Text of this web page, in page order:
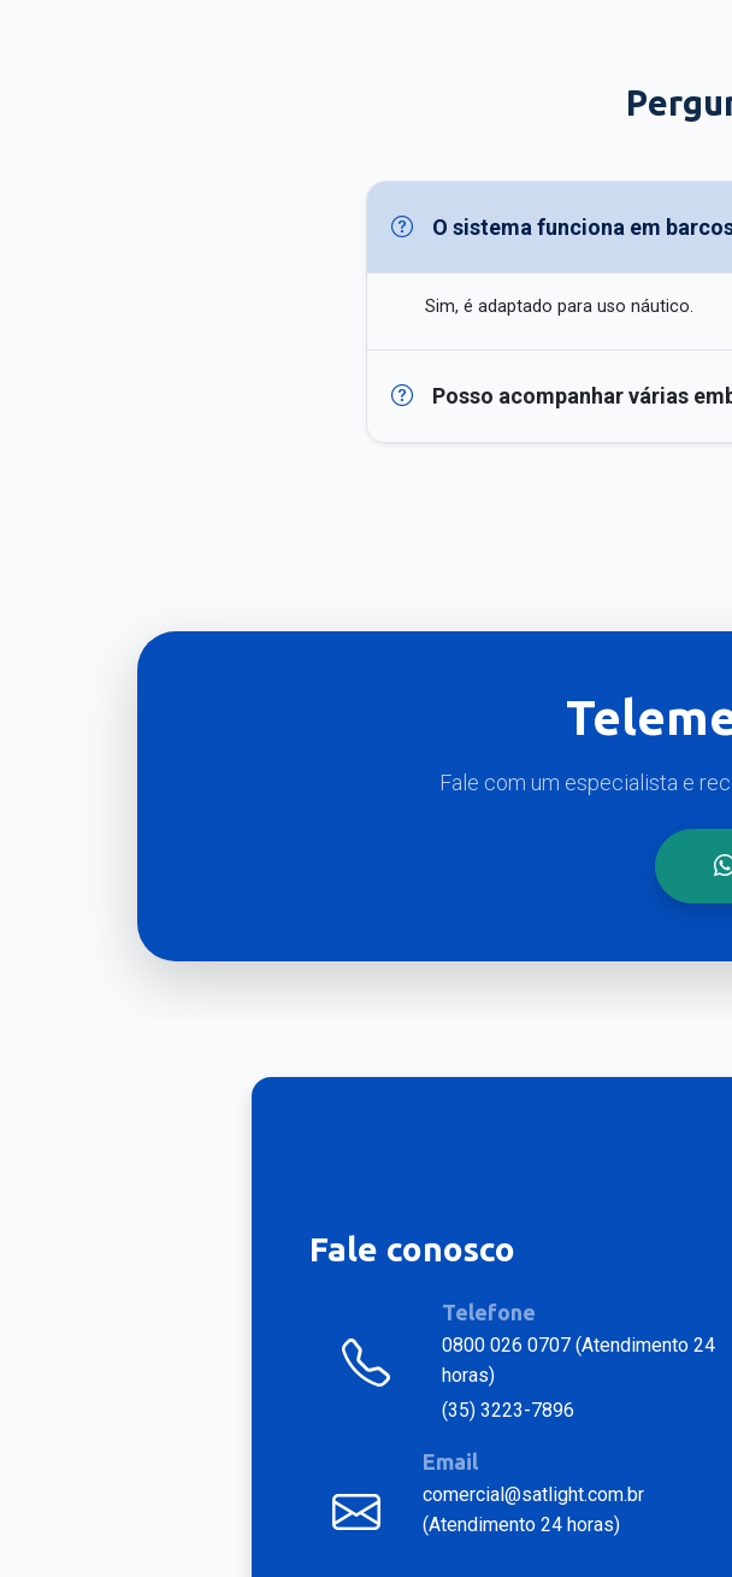
O sistema funciona em
Sim, é adaptado para uso náutico.
Posso acompanhar várias
Fale com um especialista e
Fale conosco
Telefone
0800 026 0707 (Atendimento 24
horas)
(35) 3223-7896
Email
comercial@satlight.com.br
(Atendimento 24 horas)